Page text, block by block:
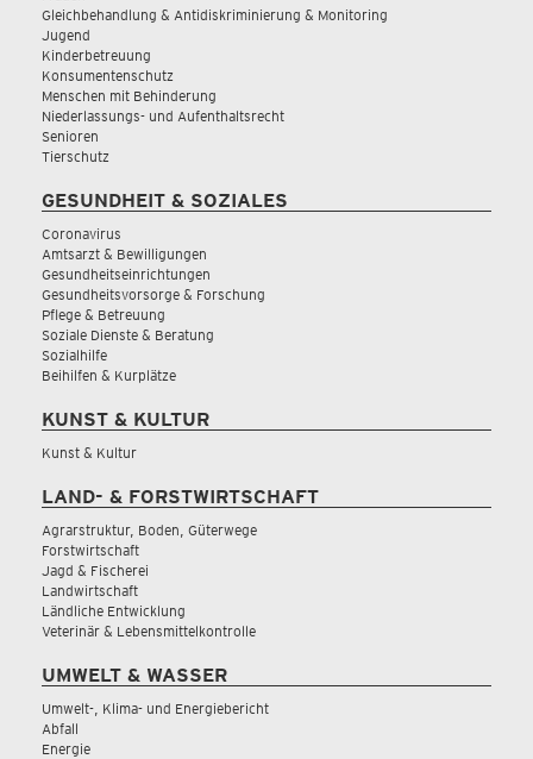
Gleichbehandlung & Antidiskriminierung & Monitoring
Jugend
Kinderbetreuung
Konsumentenschutz
Menschen mit Behinderung
Niederlassungs- und Aufenthaltsrecht
Senioren
Tierschutz
GESUNDHEIT & SOZIALES
Coronavirus
Amtsarzt & Bewilligungen
Gesundheitseinrichtungen
Gesundheitsvorsorge & Forschung
Pflege & Betreuung
Soziale Dienste & Beratung
Sozialhilfe
Beihilfen & Kurplätze
KUNST & KULTUR
Kunst & Kultur
LAND- & FORSTWIRTSCHAFT
Agrarstruktur, Boden, Güterwege
Forstwirtschaft
Jagd & Fischerei
Landwirtschaft
Ländliche Entwicklung
Veterinär & Lebensmittelkontrolle
UMWELT & WASSER
Umwelt-, Klima- und Energiebericht
Abfall
Energie